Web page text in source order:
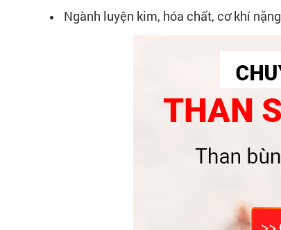
Ngành luyện kim, hóa chất, cơ khí nặng